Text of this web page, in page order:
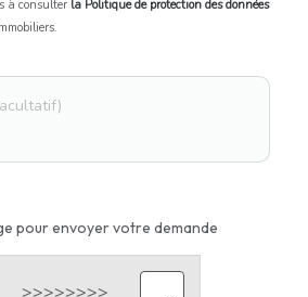
à consulter la Politique de protection des données
pour envoyer votre demande